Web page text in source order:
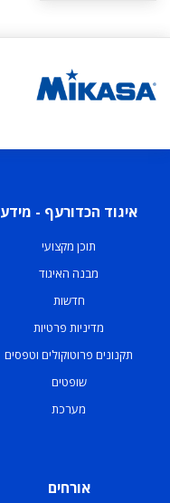
איגוד הכדורעף - מידע
תוכן מקצועי
מבנה האיגוד
חדשות
מדיניות פרטיות
תקנונים פרוטוקולים וטפסים
שופטים
מערכת
אורחים